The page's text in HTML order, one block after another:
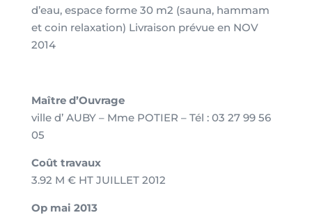
d’eau, espace forme 30 m2 (sauna, hammam
et coin relaxation) Livraison prévue en NOV
2014
Maître d’Ouvrage
ville d’ AUBY – Mme POTIER – Tél : 03 27 99 56
05
Coût travaux
3.92 M € HT JUILLET 2012
Op mai 2013